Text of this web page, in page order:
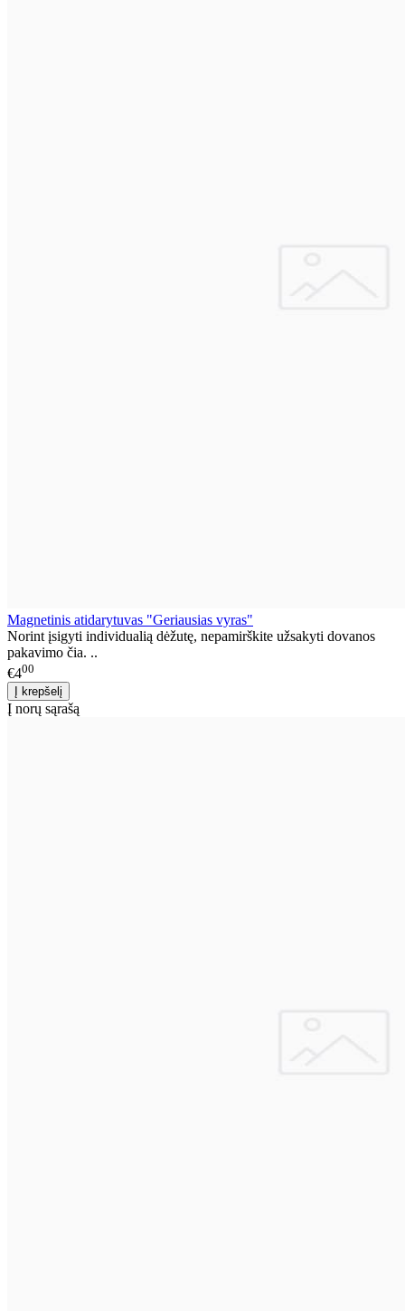
Magnetinis atidarytuvas "Geriausias vyras"
Norint įsigyti individualią dėžutę, nepamirškite užsakyti dovanos
pakavimo čia. ..
€400
Į norų sąrašą